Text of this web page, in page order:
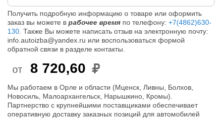
Получить подробную информацию о товаре или оформить
заказ вы можете в рабочее время по телефону: +7(4862)630-
130 . Также Вы можете написать отзыв на электронную почту:
info.autoizba@yandex.ru или воспользоваться формой
обратной связи в разделе контакты.
от 8 720,60
Мы работаем в Орле и области (Мценск, Ливны, Болхов,
Новосиль, Малоархангельск, Нарышкино, Кромы).
Партнерство с крупнейшими поставщиками обеспечивает
оперативную доставку заказных позиций для автомобилей